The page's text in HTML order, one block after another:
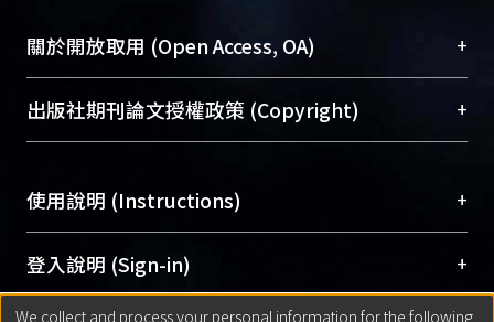
成果。
To permanently archive and promote researcher
profiles and scholarly works, Library integrates the
services of “NTU Repository” with “Academic
Sciences Library)
關於開放取用 (Open Access, OA) +
開放取用是從使用者角度提升資訊取用性的社會運
動，應用在學術研究上是透過將研究著作公開供使
用逐年攀升。同時可加速研究發展、提升研究影響
Archive）平台。 （點選深入了解OA）
出版社期刊論文授權政策 (Copyright) +
含部分內容的版權非匯入者所有，或由第三方贊
助與合作完成，請確認該版權所有者及第三方同
意提供此授權。
Please represent that the submission is your
original work, and that you have the right to
使用說明 (Instructions) +
網站簡介(Quickstart Guide)
使用手冊(Instruction Manual)
登入說明 (Sign-in) +
We collect and process your personal information for the following